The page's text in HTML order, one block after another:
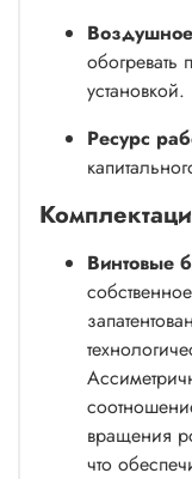
установкой.
Ресурс
Винтовые
вращения
что